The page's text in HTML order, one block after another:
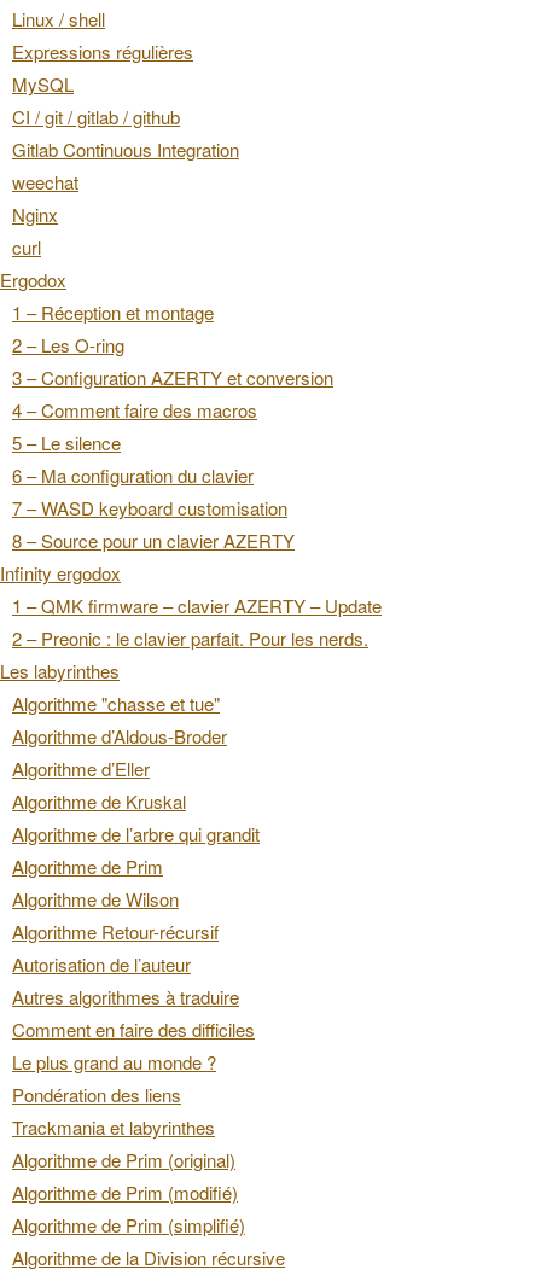
Linux / shell
Expressions régulières
MySQL
CI / git / gitlab / github
Gitlab Continuous Integration
weechat
Nginx
curl
Ergodox
1 – Réception et montage
2 – Les O-ring
3 – Configuration AZERTY et conversion
4 – Comment faire des macros
5 – Le silence
6 – Ma configuration du clavier
7 – WASD keyboard customisation
8 – Source pour un clavier AZERTY
Infinity ergodox
1 – QMK firmware – clavier AZERTY – Update
2 – Preonic : le clavier parfait. Pour les nerds.
Les labyrinthes
Algorithme "chasse et tue"
Algorithme d’Aldous-Broder
Algorithme d’Eller
Algorithme de Kruskal
Algorithme de l’arbre qui grandit
Algorithme de Prim
Algorithme de Wilson
Algorithme Retour-récursif
Autorisation de l’auteur
Autres algorithmes à traduire
Comment en faire des difficiles
Le plus grand au monde ?
Pondération des liens
Trackmania et labyrinthes
Algorithme de Prim (original)
Algorithme de Prim (modifié)
Algorithme de Prim (simplifié)
Algorithme de la Division récursive